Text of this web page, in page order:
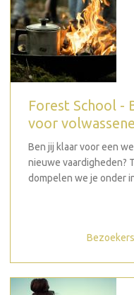
Forest School -
voor
Ben jij klaar voor een
nieuwe vaardigheden?
dompelen we je onder